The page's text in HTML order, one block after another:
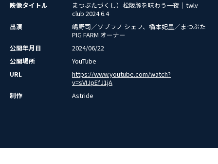
映像タイトル
まつぶたづくし）松阪豚を味わう一夜｜twlv
club 2024.6.4
出演
嶋野司／ソプラノ シェフ、橋本妃里／まつぶた
PIG FARM オーナー
公開年月日
2024/06/22
公開場所
YouTube
URL
https://www.youtube.com/watch?
v=sVIJpEfJ1jA
制作
Astride